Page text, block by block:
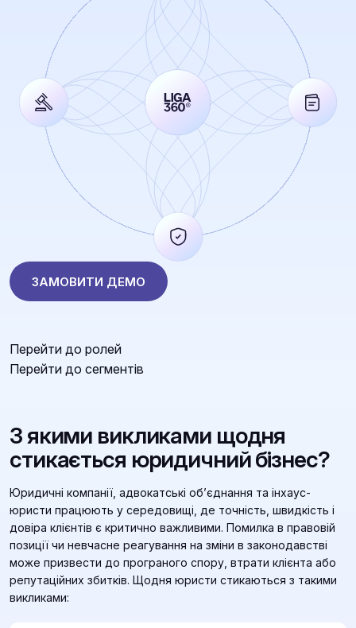
ЗАМОВИТИ ДЕМО
Перейти до ролей
Перейти до сегментів
З якими викликами щодня
стикається юридичний бізнес?
Юридичні компанії, адвокатські об’єднання та інхаус-
юристи працюють у середовищі, де точність, швидкість і
довіра клієнтів є критично важливими. Помилка в правовій
позиції чи невчасне реагування на зміни в законодавстві
може призвести до програного спору, втрати клієнта або
репутаційних збитків. Щодня юристи стикаються з такими
викликами: